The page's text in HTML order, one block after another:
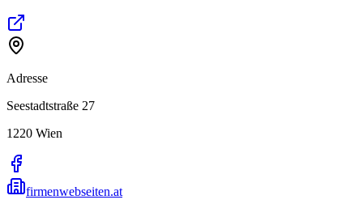
Adresse
Seestadtstraße 27
1220 Wien
firmenwebseiten.at